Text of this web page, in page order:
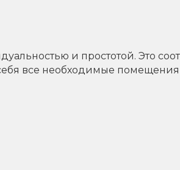
и простотой. Это
все необходимые